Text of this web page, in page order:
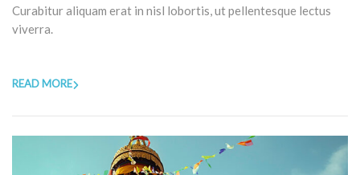
Curabitur aliquam erat in nisl lobortis, ut pellentesque lectus
viverra.
READ MORE